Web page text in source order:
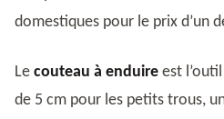
domestiques pour le prix d’un
Le couteau à enduire est
de 5 cm pour les petits trous,